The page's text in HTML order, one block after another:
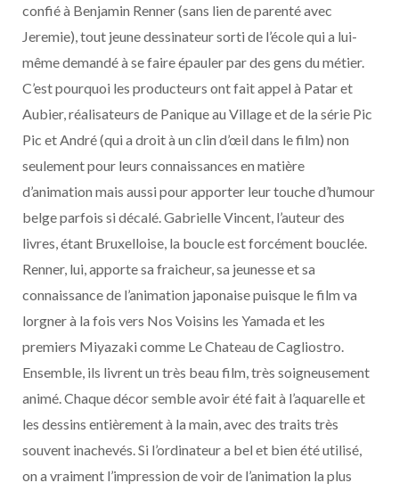
confié à Benjamin Renner (sans lien de parenté avec
Jeremie), tout jeune dessinateur sorti de l’école qui a lui-
même demandé à se faire épauler par des gens du métier.
C’est pourquoi les producteurs ont fait appel à Patar et
Aubier, réalisateurs de Panique au Village et de la série Pic
Pic et André (qui a droit à un clin d’œil dans le film) non
seulement pour leurs connaissances en matière
d’animation mais aussi pour apporter leur touche d’humour
belge parfois si décalé. Gabrielle Vincent, l’auteur des
livres, étant Bruxelloise, la boucle est forcément bouclée.
Renner, lui, apporte sa fraicheur, sa jeunesse et sa
connaissance de l’animation japonaise puisque le film va
lorgner à la fois vers Nos Voisins les Yamada et les
premiers Miyazaki comme Le Chateau de Cagliostro.
Ensemble, ils livrent un très beau film, très soigneusement
animé. Chaque décor semble avoir été fait à l’aquarelle et
les dessins entièrement à la main, avec des traits très
souvent inachevés. Si l’ordinateur a bel et bien été utilisé,
on a vraiment l’impression de voir de l’animation la plus